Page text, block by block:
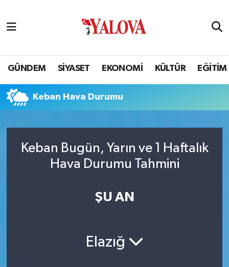
GÜNDEM SİYASET EKONOMİ KÜLTÜR EĞİTİM
Keban Hava Durumu
Keban Bugün, Yarın ve 1 Haftalık
Hava Durumu Tahmini
ŞU AN
Elazığ
SİYASET
EĞİTİM
BİLİM VE TEKNOLOJİ
Yalova Nöbetçi Eczaneler
Yalova Hava Durumu
Puan Durumu ve Fikstür
Tüm Manşetler
Son Dakika Haberleri